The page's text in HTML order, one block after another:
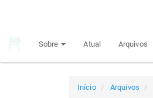
principal
Sobre Atual Arquivos
Início Arquivos